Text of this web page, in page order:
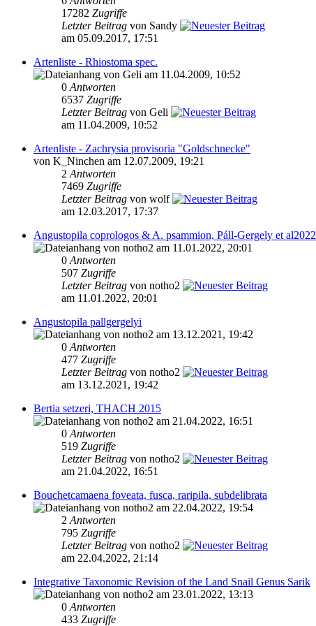
17282 Zugriffe
Letzter Beitrag von Sandy
am 05.09.2017, 17:51
Artenliste - Rhiostoma spec.
von Geli am 11.04.2009, 10:52
0 Antworten
6537 Zugriffe
Letzter Beitrag von Geli
am 11.04.2009, 10:52
Artenliste - Zachrysia provisoria "Goldschnecke"
von K_Ninchen am 12.07.2009, 19:21
2 Antworten
7469 Zugriffe
Letzter Beitrag von wolf
am 12.03.2017, 17:37
Angustopila coprologos & A. psammion, Páll-Gergely et al2022
von notho2 am 11.01.2022, 20:01
0 Antworten
507 Zugriffe
Letzter Beitrag von notho2
am 11.01.2022, 20:01
Angustopila pallgergelyi
von notho2 am 13.12.2021, 19:42
0 Antworten
477 Zugriffe
Letzter Beitrag von notho2
am 13.12.2021, 19:42
Bertia setzeri, THACH 2015
von notho2 am 21.04.2022, 16:51
0 Antworten
519 Zugriffe
Letzter Beitrag von notho2
am 21.04.2022, 16:51
Bouchetcamaena foveata, fusca, raripila, subdelibrata
von notho2 am 22.04.2022, 19:54
2 Antworten
795 Zugriffe
Letzter Beitrag von notho2
am 22.04.2022, 21:14
Integrative Taxonomic Revision of the Land Snail Genus Sarik
von notho2 am 23.01.2022, 13:13
0 Antworten
433 Zugriffe